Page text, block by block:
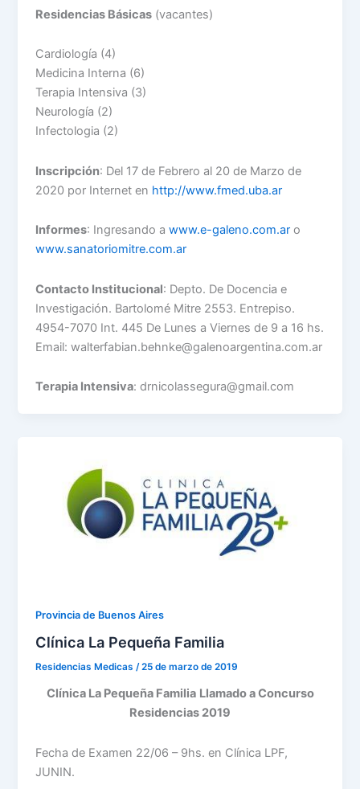
Residencias Básicas (vacantes)
Cardiología (4)
Medicina Interna (6)
Terapia Intensiva (3)
Neurología (2)
Infectologia (2)
Inscripción: Del 17 de Febrero al 20 de Marzo de
2020 por Internet en http://www.fmed.uba.ar
Informes: Ingresando awww.e-galeno.com.ar o
www.sanatoriomitre.com.ar
Contacto Institucional: Depto. De Docencia e
Investigación. Bartolomé Mitre 2553. Entrepiso.
4954-7070 Int. 445 De Lunes a Viernes de 9 a 16 hs.
Email: walterfabian.behnke@galenoargentina.com.ar
Terapia Intensiva: drnicolassegura@gmail.com
Provincia de Buenos Aires
Clínica La Pequeña Familia
Residencias Medicas/25 de marzo de 2019
Clínica La Pequeña Familia Llamado a Concurso
Residencias 2019
Fecha de Examen 22/06 – 9hs. en Clínica LPF,
JUNIN.